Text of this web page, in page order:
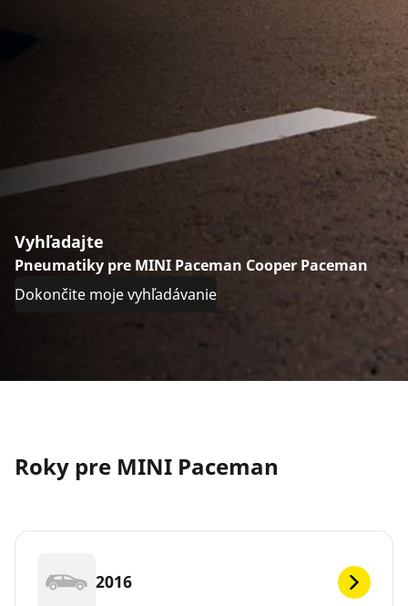
Vyhľadajte
Pneumatiky pre MINI Paceman Cooper Paceman
Dokončite moje vyhľadávanie
Roky pre MINI Paceman
2016